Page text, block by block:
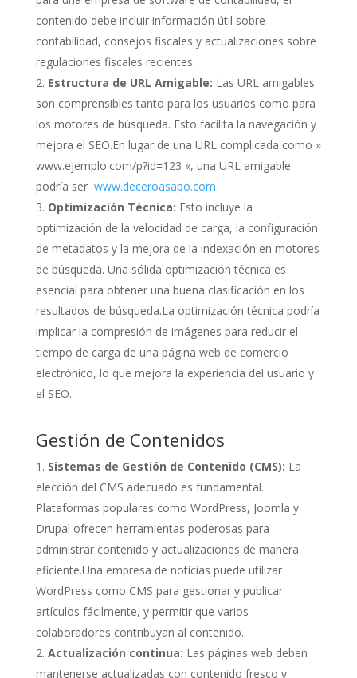
contenido debe incluir información útil sobre
contabilidad, consejos fiscales y actualizaciones sobre
regulaciones fiscales recientes.
Estructura de URL Amigable: Las URL amigables
son comprensibles tanto para los usuarios como para
los motores de búsqueda. Esto facilita la navegación y
mejora el SEO.En lugar de una URL complicada como »
www.ejemplo.com/p?id=123 «, una URL amigable
podría ser www.deceroasapo.com
Optimización Técnica: Esto incluye la
optimización de la velocidad de carga, la configuración
de metadatos y la mejora de la indexación en motores
de búsqueda. Una sólida optimización técnica es
esencial para obtener una buena clasificación en los
resultados de búsqueda.La optimización técnica podría
implicar la compresión de imágenes para reducir el
tiempo de carga de una página web de comercio
electrónico, lo que mejora la experiencia del usuario y
el SEO.
Gestión de Contenidos
Sistemas de Gestión de Contenido (CMS): La
elección del CMS adecuado es fundamental.
Plataformas populares como WordPress, Joomla y
Drupal ofrecen herramientas poderosas para
administrar contenido y actualizaciones de manera
eficiente.Una empresa de noticias puede utilizar
WordPress como CMS para gestionar y publicar
artículos fácilmente, y permitir que varios
colaboradores contribuyan al contenido.
Actualización continua: Las páginas web deben
mantenerse actualizadas con contenido fresco y